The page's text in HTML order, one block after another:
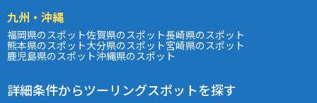
九州・沖縄
福岡県のスポット佐賀県のスポット長崎県のスポット
熊本県のスポット大分県のスポット宮崎県のスポット
鹿児島県のスポット沖縄県のスポット
詳細条件からツーリングスポットを探す